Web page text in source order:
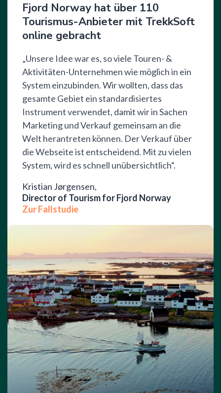
Fjord Norway hat über 110
Tourismus-Anbieter mit TrekkSoft
online gebracht
„Unsere Idee war es, so viele Touren- &
Aktivitäten-Unternehmen wie möglich in ein
System einzubinden. Wir wollten, dass das
gesamte Gebiet ein standardisiertes
Instrument verwendet, damit wir in Sachen
Marketing und Verkauf gemeinsam an die
Welt herantreten können. Der Verkauf über
die Webseite ist entscheidend. Mit zu vielen
System, wird es schnell unübersichtlich“.
Kristian Jørgensen,
Director of Tourism for Fjord Norway
Zur Fallstudie